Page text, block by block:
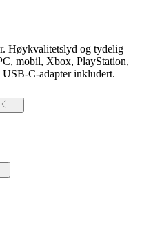
Høykvalitetslyd og tydelig
mobil, Xbox, PlayStation,
C-adapter inkludert.